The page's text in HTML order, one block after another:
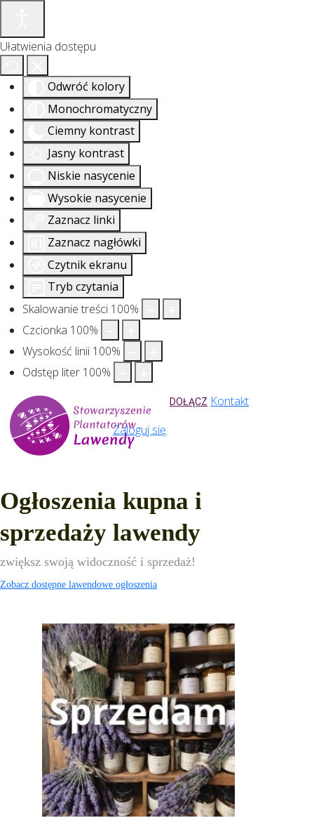
Ułatwienia dostępu
Odwróć kolory
Monochromatyczny
Ciemny kontrast
Jasny kontrast
Niskie nasycenie
Wysokie nasycenie
Zaznacz linki
Zaznacz nagłówki
Czytnik ekranu
Tryb czytania
Skalowanie treści 100%
Czcionka 100%
Wysokość linii 100%
Odstęp liter 100%
DOŁĄCZ Kontakt
Zaloguj się
Ogłoszenia kupna i
sprzedaży lawendy
zwiększ swoją widoczność i sprzedaż!
Zobacz dostępne lawendowe ogłoszenia